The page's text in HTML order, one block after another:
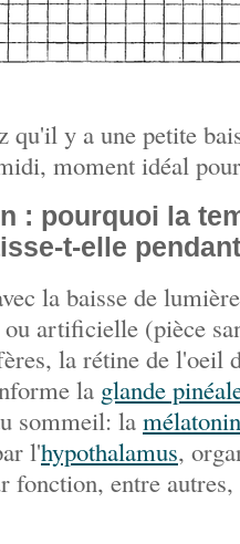
qu'il y a une petite
moment idéal
: pourquoi la
t-elle
la baisse de
artificielle (pièce
la rétine de l'oeil
la glande
sommeil: la
l'hypothalamus,
fonction, entre